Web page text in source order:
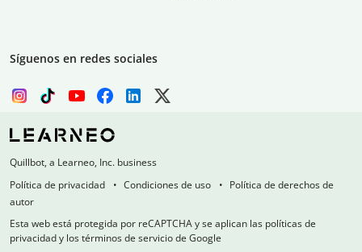
Síguenos en redes sociales
Quillbot, a Learneo, Inc. business
Política de privacidad
Condiciones de uso
Política de derechos de
autor
Esta web está protegida por reCAPTCHA y se aplican las políticas de
privacidad y los términos de servicio de Google